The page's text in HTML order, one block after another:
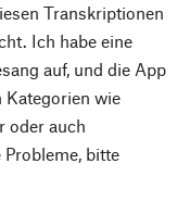
Transkriptionen
Ich habe eine
auf, und die App
Kategorien wie
oder auch
Probleme, bitte